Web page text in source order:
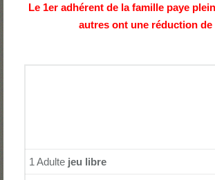
Le 1er adhérent de la famille paye
autres ont une réduction de
1 Adulte jeu libre